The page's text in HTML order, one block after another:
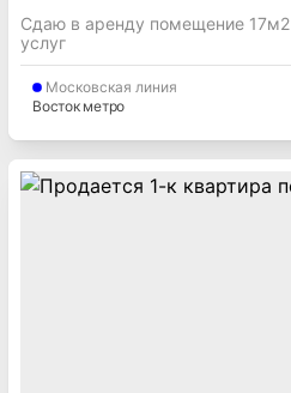
Сдаю в аренду помещение
услуг
Московская линия
Восток метро